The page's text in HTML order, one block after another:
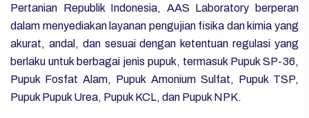
Pertanian Republik Indonesia, AAS Laboratory berperan
dalam menyediakan layanan pengujian fisika dan kimia yang
akurat, andal, dan sesuai dengan ketentuan regulasi yang
berlaku untuk berbagai jenis pupuk, termasuk Pupuk SP-36,
Pupuk Fosfat Alam, Pupuk Amonium Sulfat, Pupuk TSP,
Pupuk Pupuk Urea, Pupuk KCL, dan Pupuk NPK.